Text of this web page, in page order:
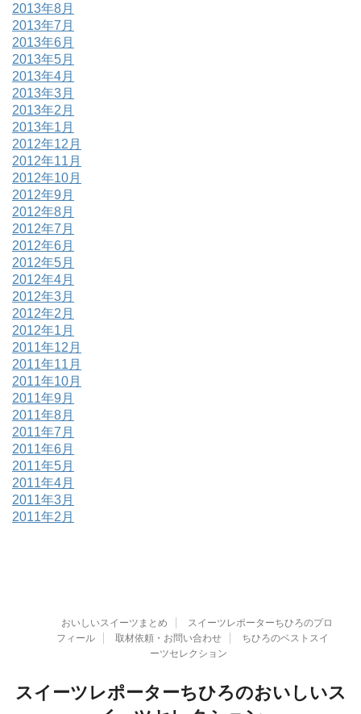
2013年8月
2013年7月
2013年6月
2013年5月
2013年4月
2013年3月
2013年2月
2013年1月
2012年12月
2012年11月
2012年10月
2012年9月
2012年8月
2012年7月
2012年6月
2012年5月
2012年4月
2012年3月
2012年2月
2012年1月
2011年12月
2011年11月
2011年10月
2011年9月
2011年8月
2011年7月
2011年6月
2011年5月
2011年4月
2011年3月
2011年2月
おいしいスイーツまとめ
スイーツレポーターちひろのプロ
フィール
取材依頼・お問い合わせ
ちひろのベストスイ
ーツセレクション
スイーツレポーターちひろのおいしいス